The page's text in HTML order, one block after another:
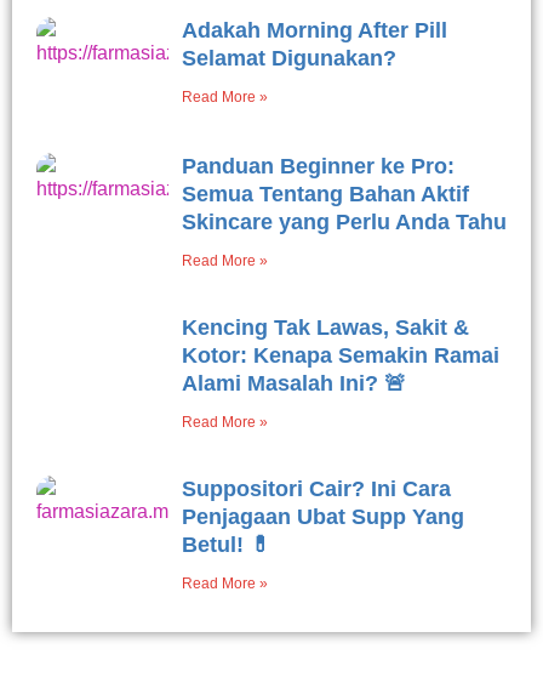
Adakah Morning After Pill
Selamat Digunakan?
Read More »
Panduan Beginner ke Pro:
Semua Tentang Bahan Aktif
Skincare yang Perlu Anda Tahu
Read More »
Kencing Tak Lawas, Sakit &
Kotor: Kenapa Semakin Ramai
Alami Masalah Ini? 🚨
Read More »
Suppositori Cair? Ini Cara
Penjagaan Ubat Supp Yang
Betul! 💊
Read More »